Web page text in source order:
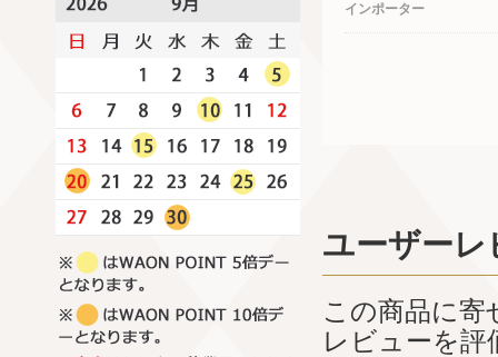
インポーター
ユーザーレ
この商品に
レビューを評